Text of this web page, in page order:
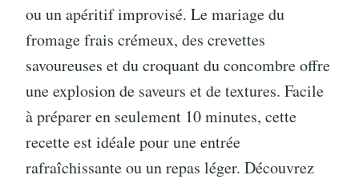
ou un apéritif improvisé. Le mariage du
fromage frais crémeux, des crevettes
savoureuses et du croquant du concombre offre
une explosion de saveurs et de textures. Facile
à préparer en seulement 10 minutes, cette
recette est idéale pour une entrée
rafraîchissante ou un repas léger. Découvrez